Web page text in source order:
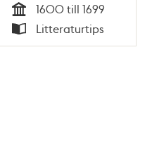
Tid
1600 till 1699
Typ
Litteraturtips